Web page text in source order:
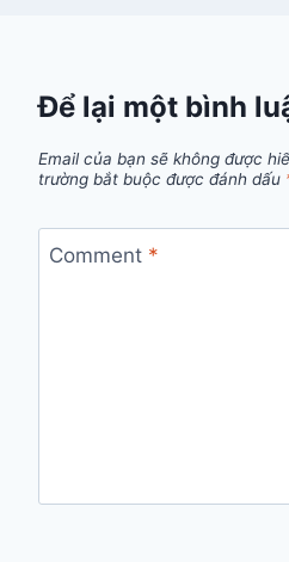
Để lại một bình
Email của bạn sẽ không được
trường bắt buộc được đánh dấu
Comment *